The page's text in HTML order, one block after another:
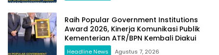
Raih Popular Government Institutions
Award 2026, Kinerja Komunikasi Publik
Kementerian ATR/BPN Kembali Diakui
Headline News Agustus 7, 2026